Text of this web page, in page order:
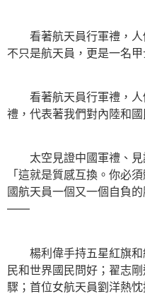
看著航天員行軍禮，人
不只是航天員，更是一名
看著航天員行軍禮，人
禮，代表著我們對內陸和
太空見證中國軍禮、見
「這就是質感互換。你必
國航天員一個又一個自負
——
楊利偉手持五星紅旗和
民和世界國民問好；翟志
驟；首位女航天員劉洋熱